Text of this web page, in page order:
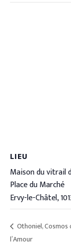
LIEU
Maison du vitrail
Place du Marché
Ervy-le-Châtel,
Othoniel, Cosmos
l’Amour